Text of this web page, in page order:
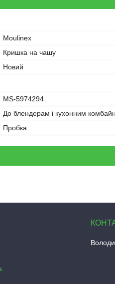
Moulinex
Кришка на чашу
Новий
MS-5974294
До блендерам і кухонним
Пробка